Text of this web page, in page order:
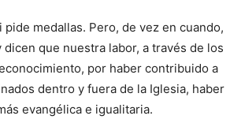
medallas. Pero, de vez en cuando,
que nuestra labor, a través de los
por haber contribuido a
dentro y fuera de la Iglesia, haber
evangélica e igualitaria.